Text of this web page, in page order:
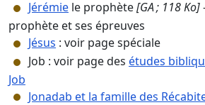
Jérémie le prophète[GA ; 118 Ko]
prophète et ses épreuves
Jésus : voir page spéciale
Job : voir page des études
Job
Jonadab et la famille des